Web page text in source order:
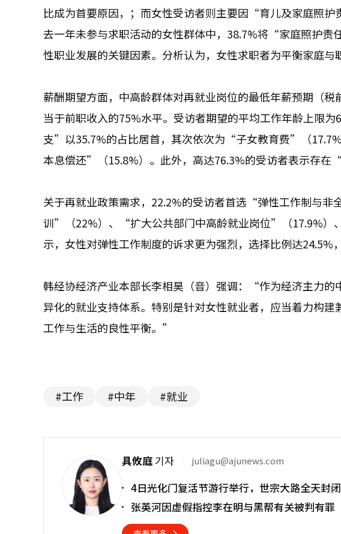
比成为首要原因，；而女性受访者则主要因“育儿及家庭照
去一年未参与求职活动的女性群体中，38.7%将“家庭照护
性职业发展的关键因素。分析认为，女性求职者为平衡家庭与
薪酬期望方面，中高龄群体对再就业岗位的最低年薪预期（
当于前职收入的75%水平。受访者期望的平均工作年龄上限
支”以35.7%的占比居首，其次依次为“子女教育费”（
本息偿还”（15.8%）。此外，高达76.3%的受访者表示存在
关于再就业政策需求，22.2%的受访者首选“弹性工作制与
训”（22%）、“扩大公共部门中高龄就业岗位”（17.9%）
示，女性对弹性工作制度的诉求更为强烈，选择比例达24.5%
韩经协经济产业本部长李相昊（音）强调：“作为经济主力
异化的就业支持体系。特别是针对女性就业者，应当着力构
工作与生活的良性平衡。”
#工作 #中年 #就业
具攸庭 기자 juliagu@ajunews.com
4日光化门复活节游行举行，世宗大路全天封闭
张英河因虚假指控李在明与黑帮有关被判有罪